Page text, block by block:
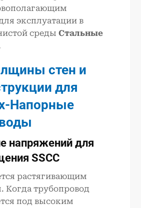
эксплуатации в
средыСтальные
стен и
для
-Напорные
напряжений для
SSCC
растягивающим
Когда трубопровод
под высоким